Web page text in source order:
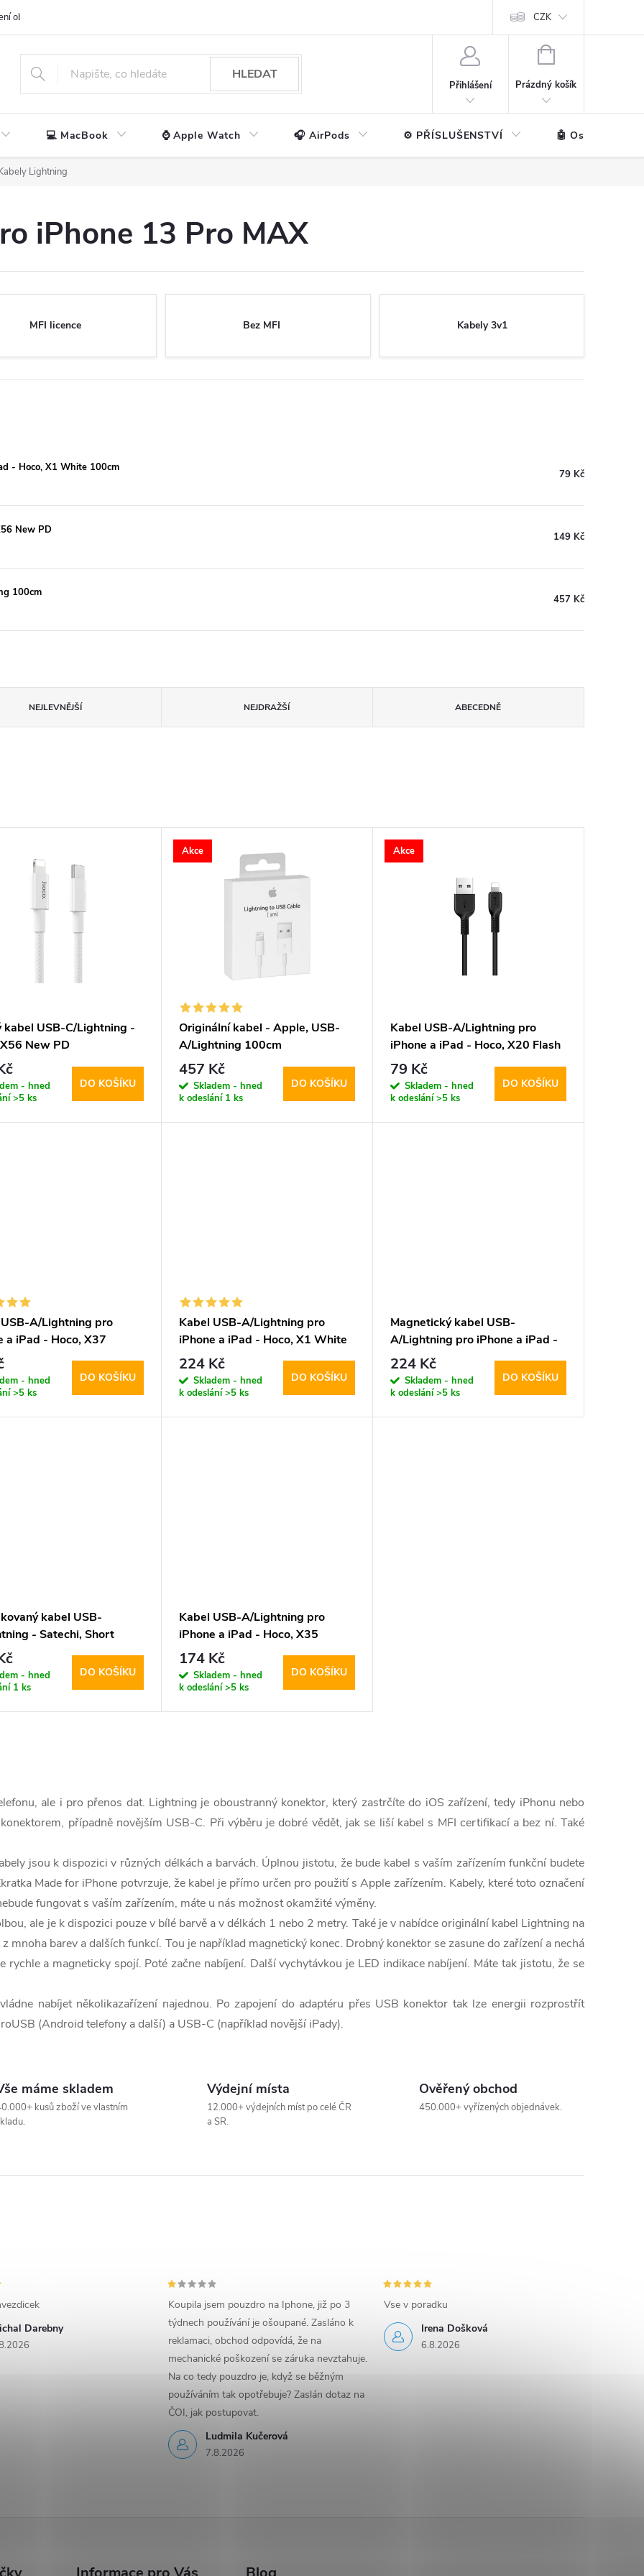
obchodu CZK
HLEDAT
Přihlášení
NÁKUPNÍ
Prázdný košík
💻 MacBook ⌚ Apple Watch 🎧 AirPods ⚙️ PŘÍSLUŠENSTVÍ 🤖 Ostatní
Lightning
iPhone 13 Pro MAX
MFI licence Bez MFI Kabely 3v1
- Hoco, X1 White 100cm
79 Kč
New PD
149 Kč
100cm
457 Kč
NEJLEVNĚJŠÍ NEJDRAŽŠÍ ABECEDNĚ
kabel USB-C/Lightning -
New PD
- hned
>5 ks
DO KOŠÍKU
Akce
Originální kabel - Apple, USB-
A/Lightning 100cm
457 Kč
Skladem - hned
k odeslání 1 ks
DO KOŠÍKU
Akce
Kabel USB-A/Lightning pro
iPhone a iPad - Hoco, X20 Flash
Black
79 Kč
Skladem - hned
k odeslání>5 ks
DO KOŠÍKU
A/Lightning pro
a iPad - Hoco, X37
- hned
>5 ks
DO KOŠÍKU
Kabel USB-A/Lightning pro
iPhone a iPad - Hoco, X1 White
200cm
224 Kč
Skladem - hned
k odeslání>5 ks
DO KOŠÍKU
Magnetický kabel USB-
A/Lightning pro iPhone a iPad -
Hoco, X52 Sereno Black
224 Kč
Skladem - hned
k odeslání>5 ks
DO KOŠÍKU
kabel USB-
- Satechi, Short
- hned
1 ks
DO KOŠÍKU
Kabel USB-A/Lightning pro
iPhone a iPad - Hoco, X35
Premium 25cm
174 Kč
Skladem - hned
k odeslání>5 ks
DO KOŠÍKU
ale i pro přenos dat. Lightning je oboustranný konektor, který zastrčíte do iOS zařízení, tedy iPhonu nebo
případně novějším USB-C. Při výběru je dobré vědět, jak se liší kabel s MFI certifikací a bez ní. Také
jsou k dispozici v různých délkách a barvách. Úplnou jistotu, že bude kabel s vaším zařízením funkční budete
Made for iPhone potvrzuje, že kabel je přímo určen pro použití s Apple zařízením. Kabely, které toto označení
fungovat s vaším zařízením, máte u nás možnost okamžité výměny.
ale je k dispozici pouze v bílé barvě a v délkách 1 nebo 2 metry. Také je v nabídce originální kabel Lightning na
mnoha barev a dalších funkcí. Tou je například magnetický konec. Drobný konektor se zasune do zařízení a nechá
a magneticky spojí. Poté začne nabíjení. Další vychytávkou je LED indikace nabíjení. Máte tak jistotu, že se
nabíjet několikazařízení najednou. Po zapojení do adaptéru přes USB konektor tak lze energii rozprostřít
(Android telefony a další) a USB-C (například novější iPady).
máme skladem
kusů zboží ve vlastním
Výdejní místa
12.000+ výdejních míst po celé ČR
a SR.
Ověřený obchod
450.000+ vyřízených objednávek.
Darebny
Ludmila Kučerová
7.8.2026
Koupila jsem pouzdro na Iphone, již po 3
týdnech používání je ošoupané. Zasláno k
reklamaci, obchod odpovídá, že na
mechanické poškození se záruka nevztahuje.
Na co tedy pouzdro je, když se běžným
používáním tak opotřebuje? Zaslán dotaz na
ČOI, jak postupovat.
Irena Došková
6.8.2026
Vse v poradku